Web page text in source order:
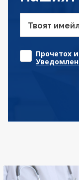
Твоят
Прочетох